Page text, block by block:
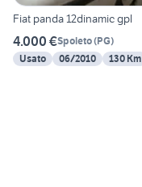
Fiat panda 12dinamic gpl
4.000 €Spoleto(PG)
Usato
06/2010 130 Km